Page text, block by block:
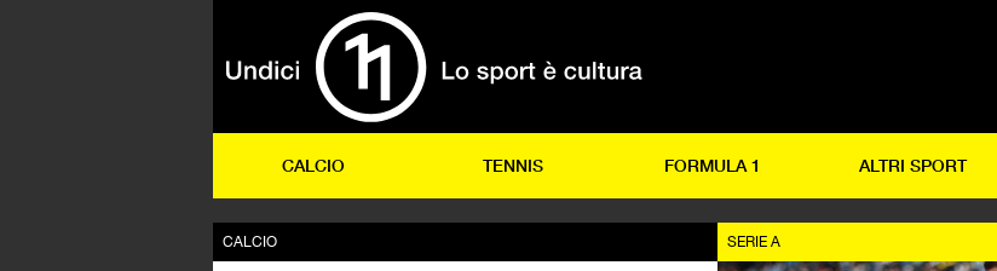
CALCIO TENNIS FORMULA 1 ALTRI SPORT
CALCIO SERIE A